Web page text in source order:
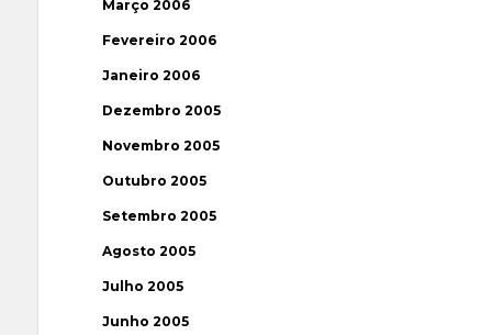
Março 2006
Fevereiro 2006
Janeiro 2006
Dezembro 2005
Novembro 2005
Outubro 2005
Setembro 2005
Agosto 2005
Julho 2005
Junho 2005